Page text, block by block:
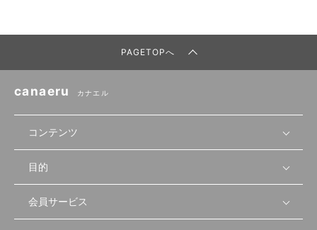
PAGETOPへ
canaeru カナエル
コンテンツ
無料開業相談
セミナー情報
物件を探す
目的
店舗運営
会員サービス